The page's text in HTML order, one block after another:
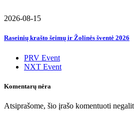
2026-08-15
Raseinių krašto šeimų ir Žolinės šventė 2026
PRV Event
NXT Event
Komentarų nėra
Atsiprašome, šio įrašo komentuoti